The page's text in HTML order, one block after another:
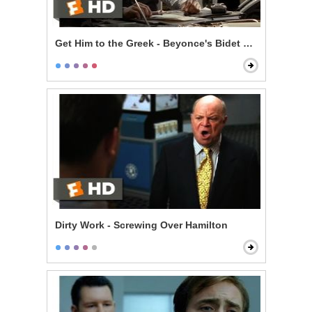
Get Him to the Greek - Beyonce's Bidet and The Jazz
Dirty Work - Screwing Over Hamilton